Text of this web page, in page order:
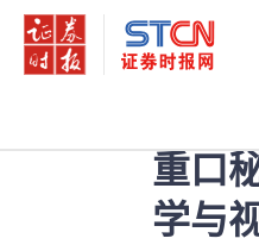
重口
学与